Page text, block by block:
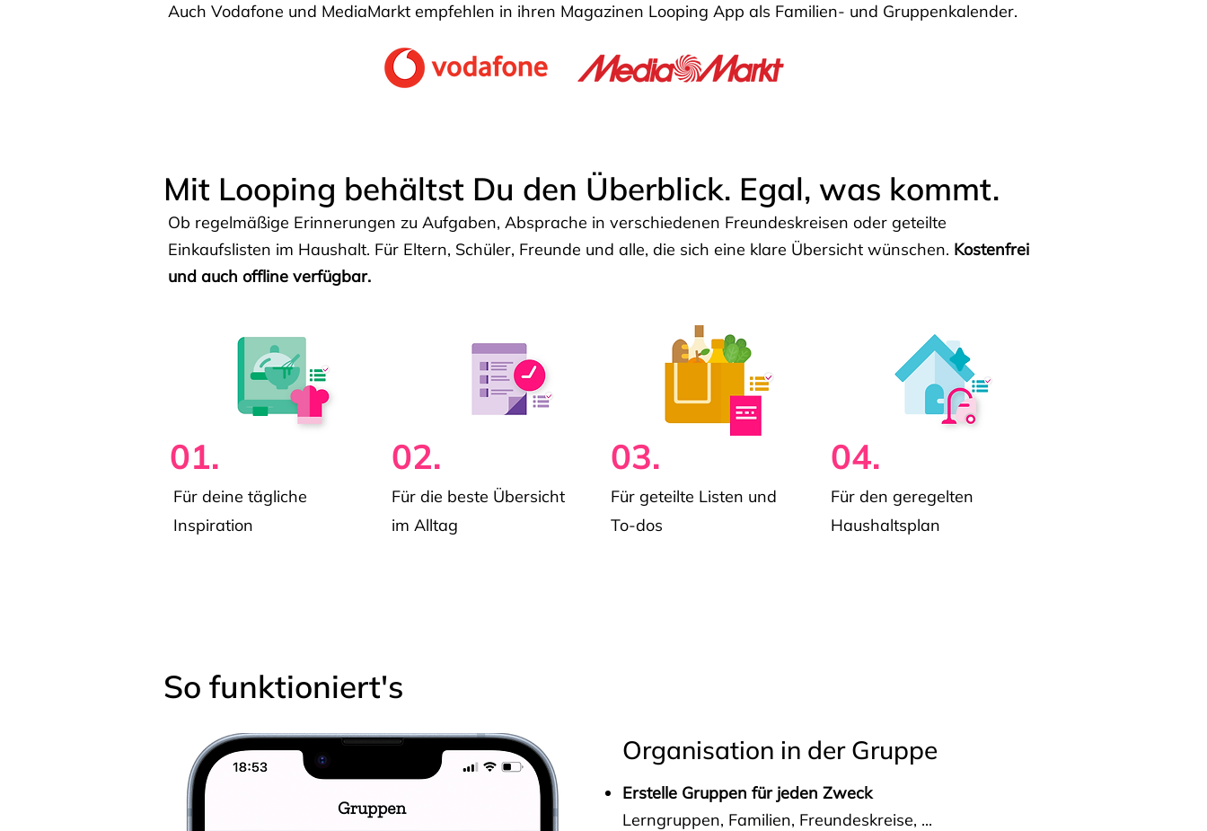
Auch Vodafone und MediaMarkt empfehlen in ihren Magazinen Looping App als Familien- und Gruppenkalender.
Mit Looping behältst Du den Überblick. Egal, was kommt.
Ob regelmäßige Erinnerungen zu Aufgaben, Absprache in verschiedenen Freundeskreisen oder geteilte
Einkaufslisten im Haushalt. Für Eltern, Schüler, Freunde und alle, die sich eine klare Übersicht wünschen. Kostenfrei
und auch offline verfügbar.
01.
Für deine tägliche
Inspiration
02.
Für die beste Übersicht
im Alltag
03.
Für geteilte Listen und
To-dos
04.
Für den geregelten
Haushaltsplan
So funktioniert's
Organisation in der Gruppe
Erstelle Gruppen für jeden Zweck
Lerngruppen, Familien, Freundeskreise, ...